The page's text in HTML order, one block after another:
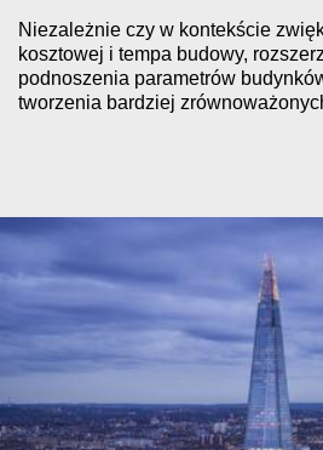
Niezależnie czy w kontekście
kosztowej i tempa budowy,
podnoszenia parametrów
tworzenia bardziej